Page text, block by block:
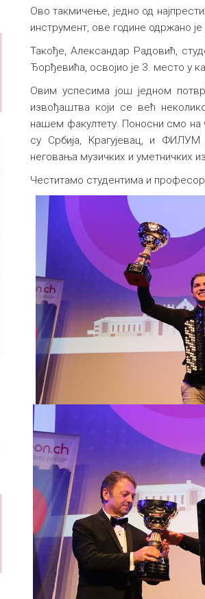
Ово такмичење, једно од
инструмент, ове године одржано
Такође, Александар Радовић,
Ђорђевића, освојио је 3. место у
Овим успесима још једном
извођаштва који се већ
нашем факултету. Поносни смо на
су Србија, Крагујевац, и ФИЛУМ
неговања музичких и уметничких
Честитамо студентима и